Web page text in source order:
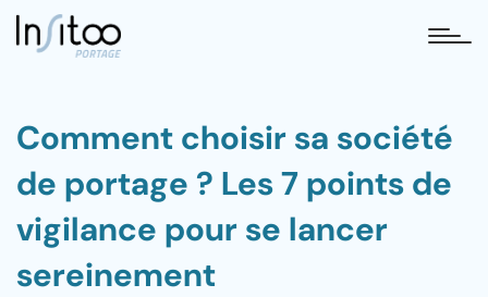
Comment choisir sa société
de portage ? Les 7 points de
vigilance pour se lancer
sereinement